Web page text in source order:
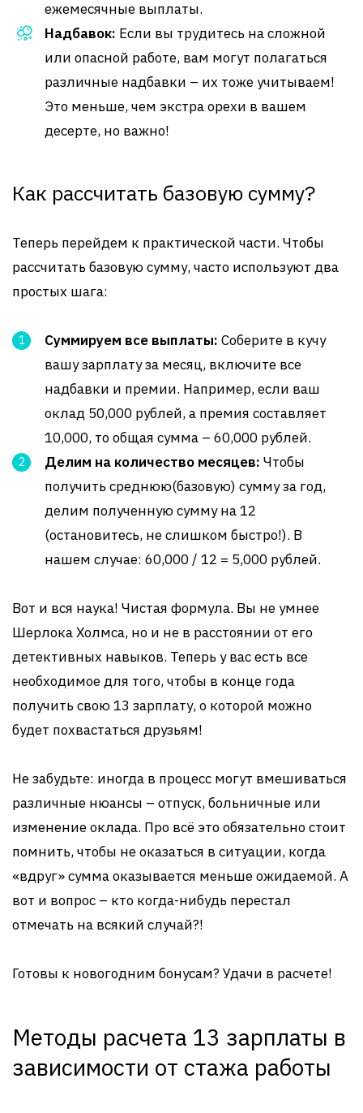
ежемесячные выплаты.
Надбавок: Если вы трудитесь на сложной
или опасной работе, вам могут полагаться
различные надбавки – их тоже учитываем!
Это меньше, чем экстра орехи в вашем
десерте, но важно!
Как рассчитать базовую сумму?
Теперь перейдем к практической части. Чтобы
рассчитать базовую сумму, часто используют два
простых шага:
Суммируем все выплаты: Соберите в кучу
вашу зарплату за месяц, включите все
надбавки и премии. Например, если ваш
оклад 50,000 рублей, а премия составляет
10,000, то общая сумма – 60,000 рублей.
Делим на количество месяцев: Чтобы
получить среднюю(базовую) сумму за год,
делим полученную сумму на 12
(остановитесь, не слишком быстро!). В
нашем случае: 60,000 / 12 = 5,000 рублей.
Вот и вся наука! Чистая формула. Вы не умнее
Шерлока Холмса, но и не в расстоянии от его
детективных навыков. Теперь у вас есть все
необходимое для того, чтобы в конце года
получить свою 13 зарплату, о которой можно
будет похвастаться друзьям!
Не забудьте: иногда в процесс могут вмешиваться
различные нюансы – отпуск, больничные или
изменение оклада. Про всё это обязательно стоит
помнить, чтобы не оказаться в ситуации, когда
«вдруг» сумма оказывается меньше ожидаемой. А
вот и вопрос – кто когда-нибудь перестал
отмечать на всякий случай?!
Готовы к новогодним бонусам? Удачи в расчете!
Методы расчета 13 зарплаты в
зависимости от стажа работы